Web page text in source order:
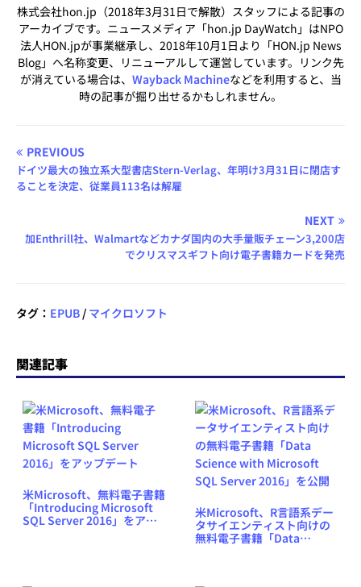
株式会社hon.jp（2018年3月31日で解散）スタッフによる記事の
アーカイブです。ニュースメディア「hon.jp DayWatch」はNPO
法人HON.jpが事業継承し、2018年10月1日より「HON.jp News
Blog」へ名称変更、リニューアルして運営しています。リンク先
が消えている場合は、 Wayback Machineなどを利用すると、当
時の記事が掘り出せるかもしれません。
PREVIOUS
ドイツ最大の独立系大型書店Stern-Verlag、年明け3月31日に閉店す
ることを決定、従業員113名は解雇
NEXT
加Enthrill社、Walmartなどカナダ国内の大手量販チェーン3,200店
でクリスマスギフト向け電子書籍カードを発売
タグ： EPUB / マイクロソフト
関連記事
米Microsoft、無料電子書籍
「Introducing Microsoft
SQL Server 2016」をアッ
米Microsoft、R言語系デー
タサイエンティスト向けの
無料電子書籍「Data